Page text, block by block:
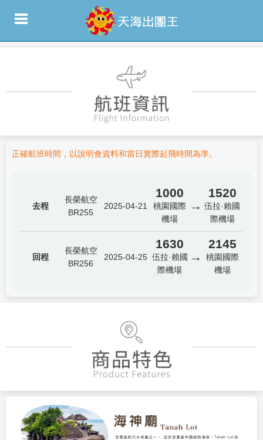
正確航班時間，以說明會資料和當日實際起飛時間為準。
去程
長榮航空
BR255
2025-04-21
1000
桃園國際
機場
→
1520
伍拉·賴國
際機場
回程
長榮航空
BR256
2025-04-25
1630
伍拉·賴國
際機場
→
2145
桃園國際
機場